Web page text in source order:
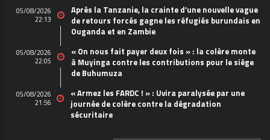
05/08/2026
22:13
Après la Tanzanie, la crainte d’une nouvelle vague
de retours forcés gagne les réfugiés burundais en
Ouganda et en Zambie
05/08/2026
22:05
« On nous fait payer deux fois » : la colère monte
à Muyinga contre les contributions pour le siège
de Buhumuza
05/08/2026
21:56
« Armez les FARDC ! » : Uvira paralysée par une
journée de colère contre la dégradation
sécuritaire